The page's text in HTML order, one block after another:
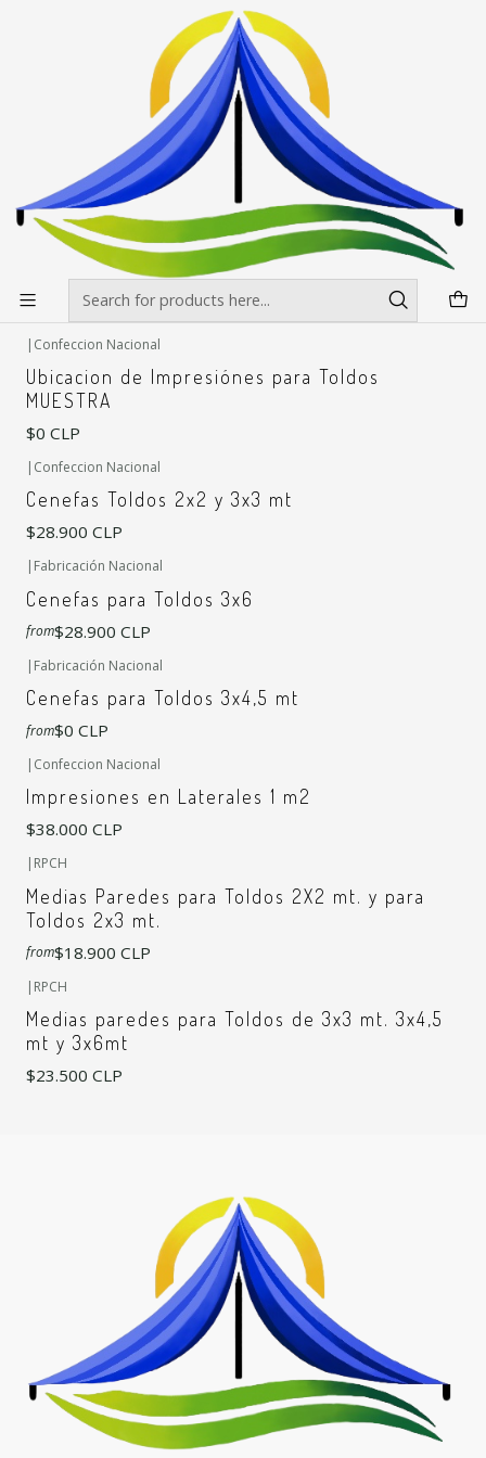
Envíos gratis desde $500.000 en Santiago
Impresiones
Impresiones
Impresion Full Color para Toldos 3x3
$28.900 CLP
| Confeccion Nacional
Ubicacion de Impresiónes para Toldos
MUESTRA
$0 CLP
| Confeccion Nacional
Cenefas Toldos 2x2 y 3x3 mt
$28.900 CLP
| Fabricación Nacional
Cenefas para Toldos 3x6
from$28.900 CLP
| Fabricación Nacional
Cenefas para Toldos 3x4,5 mt
from$0 CLP
| Confeccion Nacional
Impresiones en Laterales 1 m2
$38.000 CLP
| RPCH
Medias Paredes para Toldos 2X2 mt. y para
Toldos 2x3 mt.
from$18.900 CLP
| RPCH
Medias paredes para Toldos de 3x3 mt. 3x4,5
mt y 3x6mt
$23.500 CLP